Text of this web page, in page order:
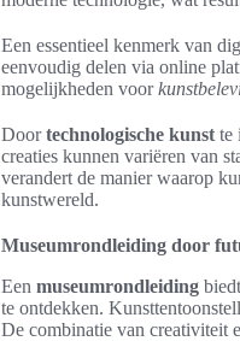
Een essentieel kenmerk van
eenvoudig delen via online
mogelijkheden voor
Doortechnologische kunst te
creaties kunnen variëren van
verandert de manier waarop
kunstwereld.
Museumrondleiding door
Een museumrondleiding
te ontdekken.
De combinatie van creativiteit